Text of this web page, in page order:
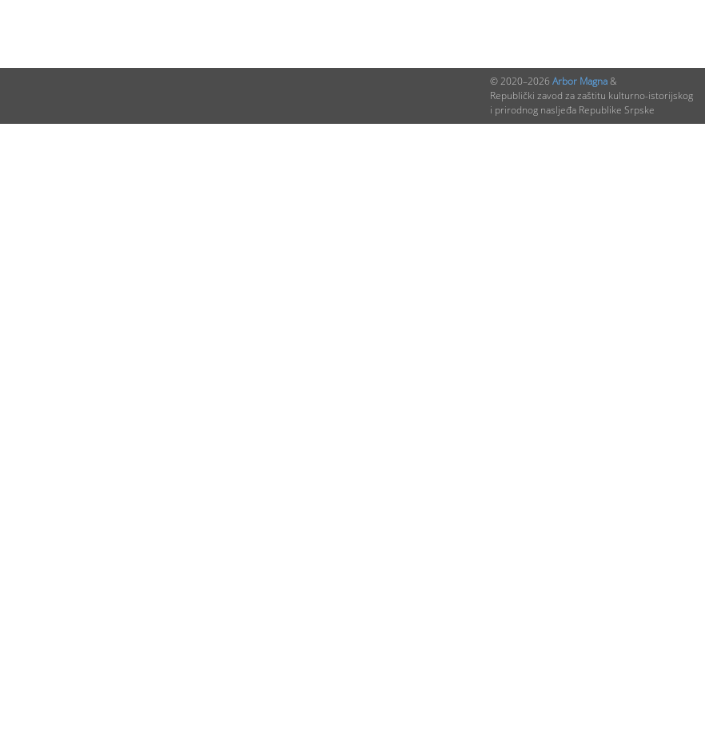
© 2020–2026 Arbor Magna&
Republički zavod za zaštitu kulturno-istorijskog
i prirodnog nasljeđa Republike Srpske